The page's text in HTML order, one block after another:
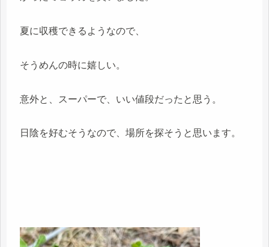
夏に収穫できるようなので、
そうめんの時に嬉しい。
意外と、スーパーで、いい値段だったと思う。
日陰を好むそうなので、場所を探そうと思います。